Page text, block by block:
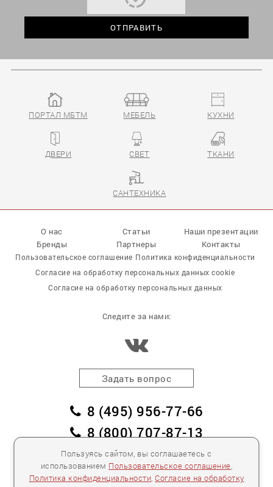
Пользуясь сайтом, вы соглашаетесь с
использованием Пользовательское соглашение
Политика конфиденциальности Согласие на обработку
ПОРТАЛ МБТМ МЕБЕЛЬ КУХНИ
ДВЕРИ СВЕТ ТКАНИ
САНТЕХНИКА
О нас Статьи
Наши презентации
Бренды
Партнеры Контакты
Пользовательское соглашение Политика конфиденциальности
Согласие на обработку персональных данных cookie
Согласие на обработку персональных данных
Следите за нами:
Задать вопрос
8 (495) 956-77-66
8 (800) 707-87-13
заказать обратный звонок
пл. Победы, дом 2, корпус 2